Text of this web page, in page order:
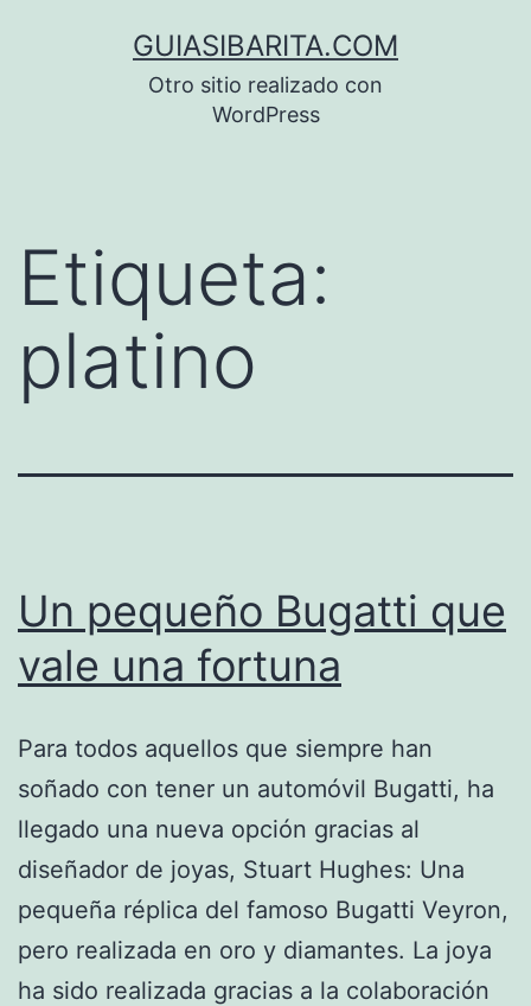
GUIASIBARITA.COM
Otro sitio realizado con
WordPress
Etiqueta:
platino
Un pequeño Bugatti que
vale una fortuna
Para todos aquellos que siempre han
soñado con tener un automóvil Bugatti, ha
llegado una nueva opción gracias al
diseñador de joyas, Stuart Hughes: Una
pequeña réplica del famoso Bugatti Veyron,
pero realizada en oro y diamantes. La joya
ha sido realizada gracias a la colaboración